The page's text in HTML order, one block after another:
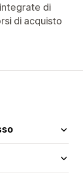
di
di acquisto